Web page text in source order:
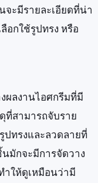
จะมีรายละเอียดที่น่า
อกใช้รูปทรง หรือ
ผลงานไอศกรีมที่มี
ที่สามารถจับราย
ปทรงและลวดลายที่
มักจะมีการจัดวาง
ำให้ดูเหมือนว่ามี